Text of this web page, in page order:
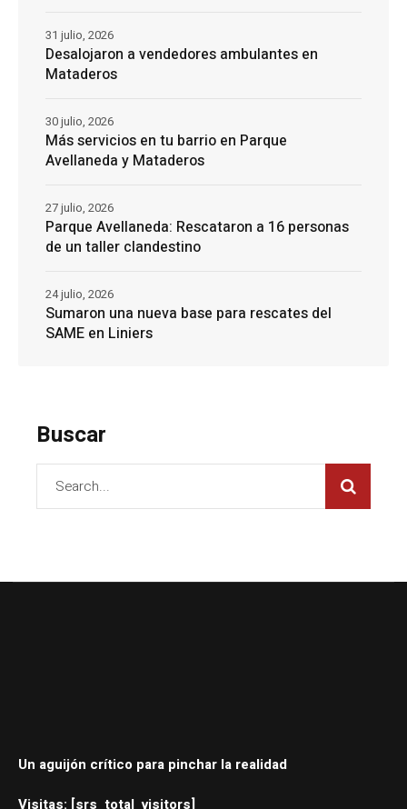
Desalojaron a vendedores ambulantes en
Mataderos
31 julio, 2026
Más servicios en tu barrio en Parque
Avellaneda y Mataderos
30 julio, 2026
Parque Avellaneda: Rescataron a 16 personas
de un taller clandestino
27 julio, 2026
Sumaron una nueva base para rescates del
SAME en Liniers
24 julio, 2026
Buscar
Un aguijón crítico para pinchar la realidad
Visitas: [srs_total_visitors]